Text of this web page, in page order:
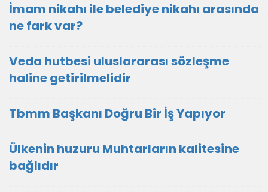
İmam nikahı ile belediye nikahı arasında
ne fark var?
Veda hutbesi uluslararası sözleşme
haline getirilmelidir
Tbmm Başkanı Doğru Bir İş Yapıyor
Ülkenin huzuru Muhtarların kalitesine
bağlıdır